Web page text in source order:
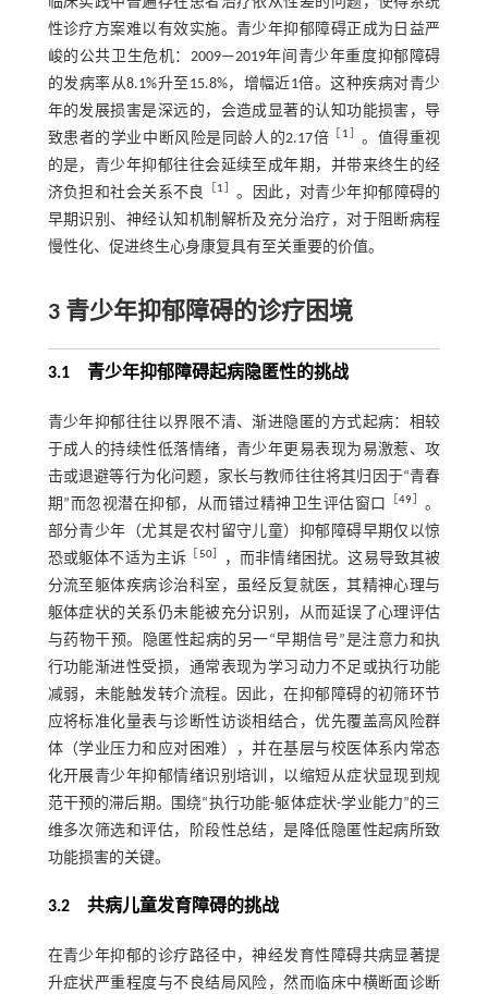
性诊疗方案难以有效实施。青少年抑郁障碍正成为日益严
峻的公共卫生危机：2009—2019年间青少年重度抑郁障碍
的发病率从8.1%升至15.8%，增幅近1倍。这种疾病对青少
年的发展损害是深远的，会造成显著的认知功能损害，导
致患者的学业中断风险是同龄人的2.17倍
1
。值得重视
的是，青少年抑郁往往会延续至成年期，并带来终生的经
济负担和社会关系不良
1
。因此，对青少年抑郁障碍的
早期识别、神经认知机制解析及充分治疗，对于阻断病程
慢性化、促进终生心身康复具有至关重要的价值。
3 青少年抑郁障碍的诊疗困境
3.1 青少年抑郁障碍起病隐匿性的挑战
青少年抑郁往往以界限不清、渐进隐匿的方式起病：相较
于成人的持续性低落情绪，青少年更易表现为易激惹、攻
击或退避等行为化问题，家长与教师往往将其归因于“青春
期”而忽视潜在抑郁，从而错过精神卫生评估窗口
［49
。
部分青少年（尤其是农村留守儿童）抑郁障碍早期仅以惊
恐或躯体不适为主诉
50］
，而非情绪困扰。这易导致其被
分流至躯体疾病诊治科室，虽经反复就医，其精神心理与
躯体症状的关系仍未能被充分识别，从而延误了心理评估
与药物干预。隐匿性起病的另一“早期信号”是注意力和执
行功能渐进性受损，通常表现为学习动力不足或执行功能
减弱，未能触发转介流程。因此，在抑郁障碍的初筛环节
应将标准化量表与诊断性访谈相结合，优先覆盖高风险群
体（学业压力和应对困难），并在基层与校医体系内常态
化开展青少年抑郁情绪识别培训，以缩短从症状显现到规
范干预的滞后期。围绕“执行功能-躯体症状-学业能力”的三
维多次筛选和评估，阶段性总结，是降低隐匿性起病所致
功能损害的关键。
3.2 共病儿童发育障碍的挑战
在青少年抑郁的诊疗路径中，神经发育性障碍共病显著提
升症状严重程度与不良结局风险，然而临床中横断面诊断